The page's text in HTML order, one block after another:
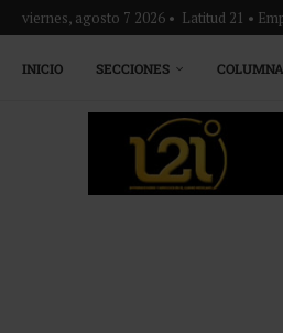
viernes, agosto 7 2026 • Latitud 21 •
INICIO SECCIONES